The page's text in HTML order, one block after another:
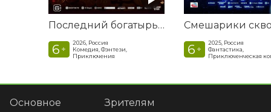
Последний богатырь. Колобок
6 +
2026, Россия
Комедия, Фэнтези,
Приключения
6 +
2025, Россия
Фантастика,
Приключенческая
Основное
Зрителям